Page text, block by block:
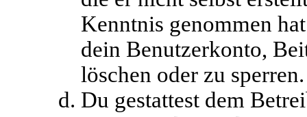
Kenntnis genommen
dein Benutzerkonto,
löschen oder zu sperren.
Du gestattest dem